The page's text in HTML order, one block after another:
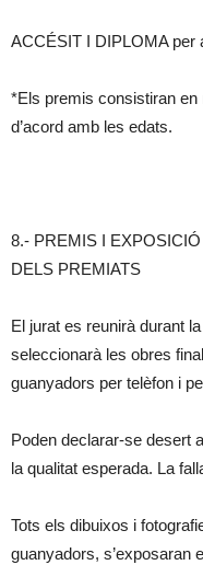
ACCÉSIT I DIPLOMA per
*Els premis consistiran en
d’acord amb les edats.
8.- PREMIS I
DELS PREMIATS
El jurat es reunirà durant
seleccionarà les obres
guanyadors per telèfon i
Poden declarar-se desert
la qualitat esperada. La
Tots els dibuixos i
guanyadors, s’exposaran